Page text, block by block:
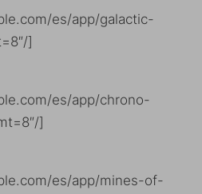
es/app/galactic-
]
es/app/chrono-
]
es/app/mines-of-